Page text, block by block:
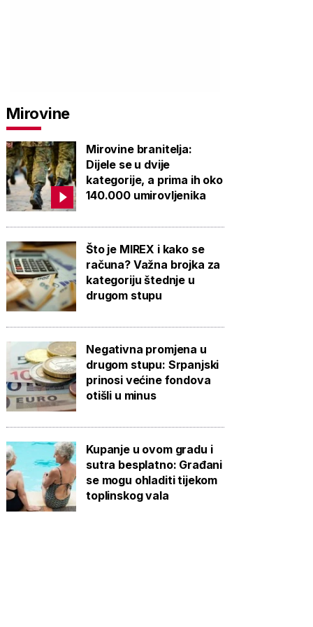
Mirovine
Mirovine branitelja:
Dijele se u dvije
kategorije, a prima ih oko
140.000 umirovljenika
Što je MIREX i kako se
računa? Važna brojka za
kategoriju štednje u
drugom stupu
Negativna promjena u
drugom stupu: Srpanjski
prinosi većine fondova
otišli u minus
Kupanje u ovom gradu i
sutra besplatno: Građani
se mogu ohladiti tijekom
toplinskog vala